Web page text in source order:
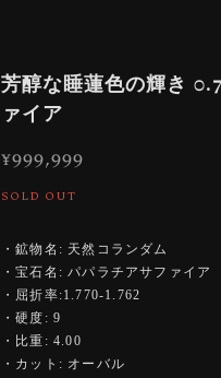
芳醇な睡蓮色の輝き
ァイア
¥999,999
SOLD OUT
・鉱物名: 天然コランダム
・宝石名: パパラチアサファイア
・屈折率:1.770-1.762
・硬度: 9
・比重: 4.00
・カット: オーバル